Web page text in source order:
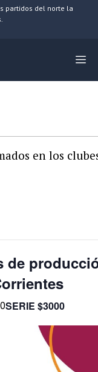
partidos del norte la
en los
de
SERIE $3000